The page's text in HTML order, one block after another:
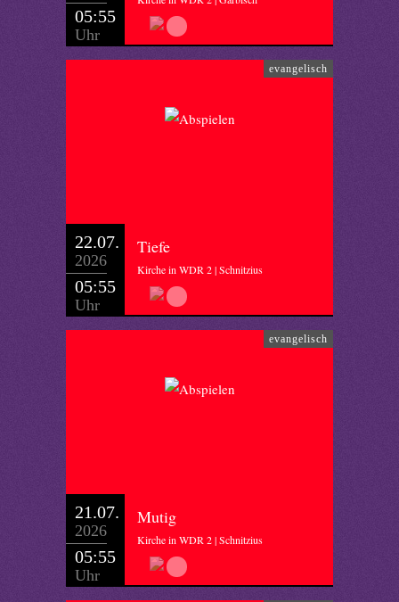
05:55
Uhr
evangelisch
22.07.
2026
05:55
Uhr
Tiefe
Kirche in WDR 2 | Schnitzius
evangelisch
21.07.
2026
05:55
Uhr
Mutig
Kirche in WDR 2 | Schnitzius